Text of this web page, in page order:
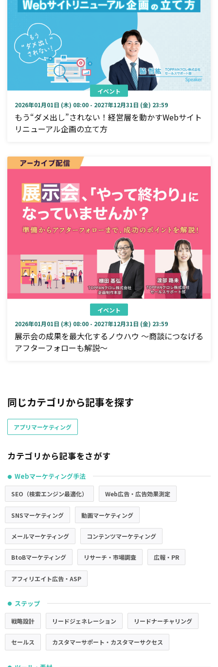
イベント
2026年01月01日 (木) 08:00 - 2027年12月31日 (金) 23:59
もう“ダメ出し”されない！経営層を動かすWebサイト
リニューアル企画の立て方
イベント
2026年01月01日 (木) 08:00 - 2027年12月31日 (金) 23:59
展示会の成果を最大化するノウハウ ～商談につなげる
アフターフォローも解説～
同じカテゴリから記事を探す
アプリマーケティング
カテゴリから記事をさがす
● Webマーケティング手法
SEO（検索エンジン最適化） Web広告・広告効果測定
SNSマーケティング 動画マーケティング
メールマーケティング コンテンツマーケティング
BtoBマーケティング リサーチ・市場調査 広報・PR
アフィリエイト広告・ASP
● ステップ
戦略設計 リードジェネレーション リードナーチャリング
セールス カスタマーサポート・カスタマーサクセス